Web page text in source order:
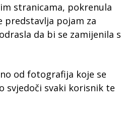
stranicama, pokrenula
predstavlja pojam za
da bi se zamijenila s
od fotografija koje se
svjedoči svaki korisnik te